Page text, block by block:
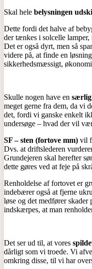
Skal hele belysningen
Dette fordi det halve af
der tænkes i solcelle lamper,
Det er også dyrt, men så
videre på, at finde en
sikkerhedsmæssigt,
Skulle nogen have en særlig
meget gerne fra dem, da vi
det, fordi vi ganske enkelt
undersøge – hvad der vil
SF – sten (fortove mm) vil
Dvs. at driftslederen
Grundejeren skal herefter
dette gøres ved at feje på
Renholdelse af fortovet er
indebærer også at fjerne
løse og det medfører
indskærpes, at man
Det ser ud til, at vores
dårligt som vi troede. Vi
omkring disse, til vi har